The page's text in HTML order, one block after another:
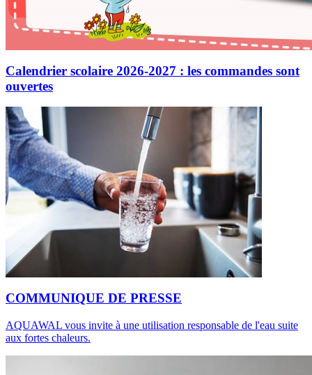
Calendrier scolaire 2026-2027 : les commandes sont
ouvertes
COMMUNIQUE DE PRESSE
AQUAWAL vous invite à une utilisation responsable de l'eau suite
aux fortes chaleurs.